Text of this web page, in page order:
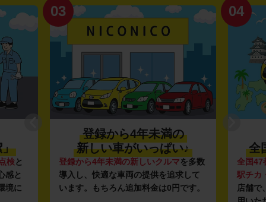
」
検と
感と
境に
03
登録から4年未満の
新しい車がいっぱい♪
登録から4年未満の新しいクルマを多数
導入し、快適な車両の提供を追求して
います。もちろん追加料金は0円です。
04
全
全国47
駅チカ
店舗で